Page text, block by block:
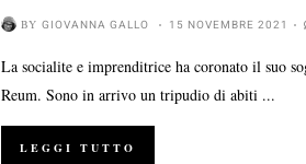
BYGIOVANNA GALLO 15 NOVEMBRE 2021
La socialite e imprenditrice ha coronato il suo
Reum. Sono in arrivo un tripudio di abiti ...
LEGGI TUTTO